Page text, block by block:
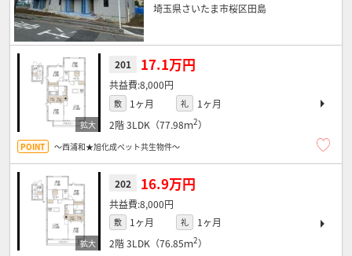
埼玉県さいたま市桜区田島
201 17.1万円
8,000円
敷 1ヶ月 礼
1ヶ月
2階3LDK（77.98ｍ2）
～西浦和★旭化成ペット共生物件～
202 16.9万円
8,000円
敷 1ヶ月 礼
1ヶ月
2階3LDK（76.85ｍ2）